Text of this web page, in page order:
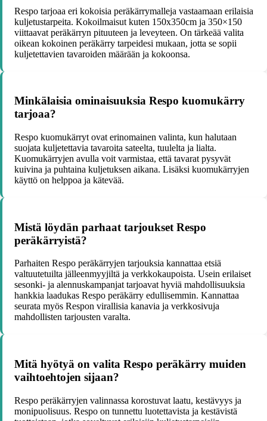
Respo tarjoaa eri kokoisia peräkärrymalleja vastaamaan erilaisia
kuljetustarpeita. Kokoilmaisut kuten 150x350cm ja 350×150
viittaavat peräkärryn pituuteen ja leveyteen. On tärkeää valita
oikean kokoinen peräkärry tarpeidesi mukaan, jotta se sopii
kuljetettavien tavaroiden määrään ja kokoonsa.
Minkälaisia ominaisuuksia Respo kuomukärry
tarjoaa?
Respo kuomukärryt ovat erinomainen valinta, kun halutaan
suojata kuljetettavia tavaroita sateelta, tuulelta ja lialta.
Kuomukärryjen avulla voit varmistaa, että tavarat pysyvät
kuivina ja puhtaina kuljetuksen aikana. Lisäksi kuomukärryjen
käyttö on helppoa ja kätevää.
Mistä löydän parhaat tarjoukset Respo
peräkärryistä?
Parhaiten Respo peräkärryjen tarjouksia kannattaa etsiä
valtuutetuilta jälleenmyyjiltä ja verkkokaupoista. Usein erilaiset
sesonki- ja alennuskampanjat tarjoavat hyviä mahdollisuuksia
hankkia laadukas Respo peräkärry edullisemmin. Kannattaa
seurata myös Respon virallisia kanavia ja verkkosivuja
mahdollisten tarjousten varalta.
Mitä hyötyä on valita Respo peräkärry muiden
vaihtoehtojen sijaan?
Respo peräkärryjen valinnassa korostuvat laatu, kestävyys ja
monipuolisuus. Respo on tunnettu luotettavista ja kestävistä